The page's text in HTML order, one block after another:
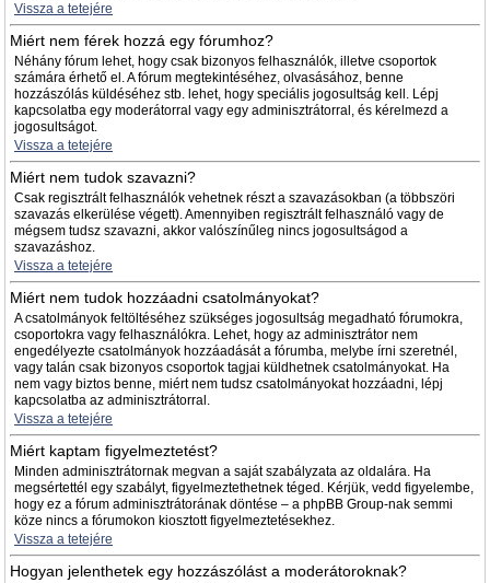
Vissza a tetejére
Miért nem férek hozzá egy fórumhoz?
Néhány fórum lehet, hogy csak bizonyos felhasználók, illetve csoportok
számára érhető el. A fórum megtekintéséhez, olvasásához, benne
hozzászólás küldéséhez stb. lehet, hogy speciális jogosultság kell. Lépj
kapcsolatba egy moderátorral vagy egy adminisztrátorral, és kérelmezd a
jogosultságot.
Vissza a tetejére
Miért nem tudok szavazni?
Csak regisztrált felhasználók vehetnek részt a szavazásokban (a többszöri
szavazás elkerülése végett). Amennyiben regisztrált felhasználó vagy de
mégsem tudsz szavazni, akkor valószínűleg nincs jogosultságod a
szavazáshoz.
Vissza a tetejére
Miért nem tudok hozzáadni csatolmányokat?
A csatolmányok feltöltéséhez szükséges jogosultság megadható fórumokra,
csoportokra vagy felhasználókra. Lehet, hogy az adminisztrátor nem
engedélyezte csatolmányok hozzáadását a fórumba, melybe írni szeretnél,
vagy talán csak bizonyos csoportok tagjai küldhetnek csatolmányokat. Ha
nem vagy biztos benne, miért nem tudsz csatolmányokat hozzáadni, lépj
kapcsolatba az adminisztrátorral.
Vissza a tetejére
Miért kaptam figyelmeztetést?
Minden adminisztrátornak megvan a saját szabályzata az oldalára. Ha
megsértettél egy szabályt, figyelmeztethetnek téged. Kérjük, vedd figyelembe,
hogy ez a fórum adminisztrátorának döntése – a phpBB Group-nak semmi
köze nincs a fórumokon kiosztott figyelmeztetésekhez.
Vissza a tetejére
Hogyan jelenthetek egy hozzászólást a moderátoroknak?